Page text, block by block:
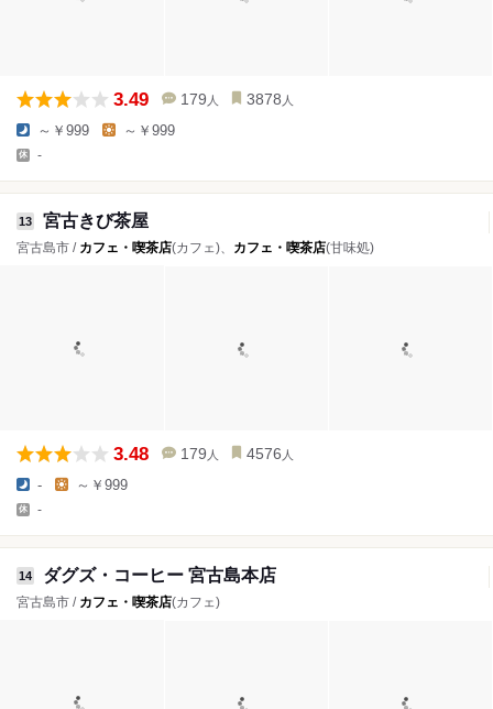
3.49 179 人 3878 人
～￥999 ～￥999
-
13 宮古きび茶屋
宮古島市 / カフェ・喫茶店(カフェ)、 カフェ・喫茶店(甘味処)
3.48 179 人 4576 人
- ～￥999
-
14 ダグズ・コーヒー 宮古島本店
宮古島市 / カフェ・喫茶店(カフェ)